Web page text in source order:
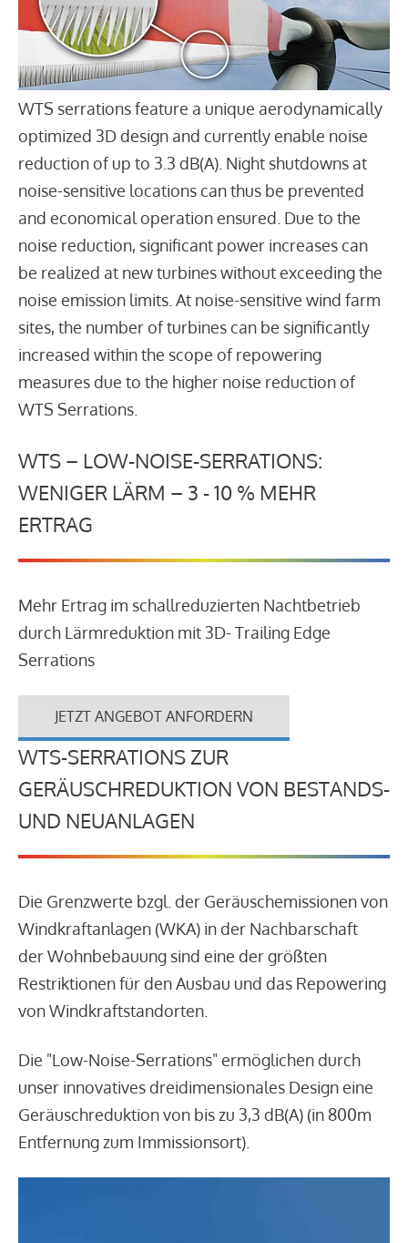
WTS serrations feature a unique aerodynamically
optimized 3D design and currently enable noise
reduction of up to 3.3 dB(A). Night shutdowns at
noise-sensitive locations can thus be prevented
and economical operation ensured. Due to the
noise reduction, significant power increases can
be realized at new turbines without exceeding the
noise emission limits. At noise-sensitive wind farm
sites, the number of turbines can be significantly
increased within the scope of repowering
measures due to the higher noise reduction of
WTS Serrations.
WTS – LOW-NOISE-SERRATIONS:
WENIGER LÄRM – 3 - 10 % MEHR
ERTRAG
Mehr Ertrag im schallreduzierten Nachtbetrieb
durch Lärmreduktion mit 3D- Trailing Edge
Serrations
JETZT ANGEBOT ANFORDERN
WTS-SERRATIONS ZUR
GERÄUSCHREDUKTION VON BESTANDS-
UND NEUANLAGEN
Die Grenzwerte bzgl. der Geräuschemissionen von
Windkraftanlagen (WKA) in der Nachbarschaft
der Wohnbebauung sind eine der größten
Restriktionen für den Ausbau und das Repowering
von Windkraftstandorten.
Die "Low-Noise-Serrations" ermöglichen durch
unser innovatives dreidimensionales Design eine
Geräuschreduktion von bis zu 3,3 dB(A) (in 800m
Entfernung zum Immissionsort).